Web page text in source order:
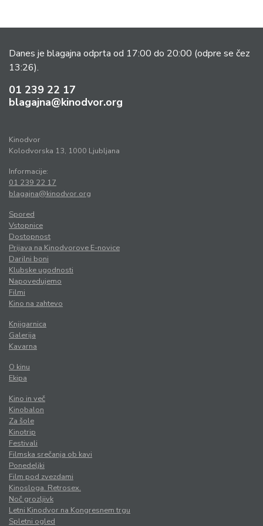
Danes je blagajna odprta od 17:00 do 20:00 (odpre se čez
13:26).
01 239 22 17
blagajna@kinodvor.org
Kinodvor
Kolodvorska 13, 1000 Ljubljana
Informacije:
01 239 22 17
blagajna@kinodvor.org
Spored
Vstopnice
Dostopnost
Prijava na Kinodvorove E-novice
Darilni boni
Klubske ugodnosti
Napovedujemo
Filmi
Kino na zahtevo
Knjigarnica
Galerija
Kavarna
O kinu
Ekipa
Kino in več
Kinobalon
Za šole
Kinotrip
Festivali
Filmska srečanja ob kavi
Ponedeljki
Film pod zvezdami
Kinosloga. Retrosex.
Noč grozljivk
Letni Kinodvor na Kongresnem trgu
Spletni ogled